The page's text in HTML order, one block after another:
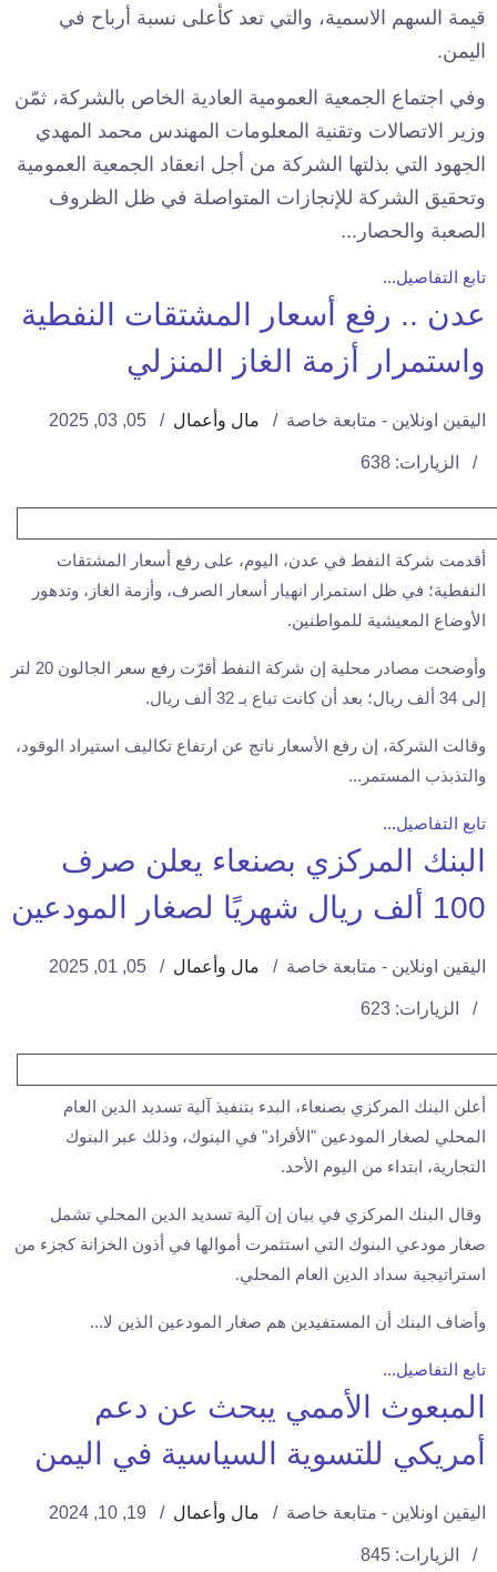
قيمة السهم الاسمية، والتي تعد كأعلى نسبة أرباح في
اليمن.
وفي اجتماع الجمعية العمومية العادية الخاص بالشركة، ثمّن
وزير الاتصالات وتقنية المعلومات المهندس محمد المهدي
الجهود التي بذلتها الشركة من أجل انعقاد الجمعية العمومية
وتحقيق الشركة للإنجازات المتواصلة في ظل الظروف
الصعبة والحصار...
تابع التفاصيل...
عدن .. رفع أسعار المشتقات النفطية
واستمرار أزمة الغاز المنزلي
اليقين اونلاين - متابعة خاصة مال وأعمال 05, 03, 2025
الزيارات: 638
أقدمت شركة النفط في عدن، اليوم، على رفع أسعار المشتقات
النفطية؛ في ظل استمرار انهيار أسعار الصرف، وأزمة الغاز، وتدهور
الأوضاع المعيشية للمواطنين.
وأوضحت مصادر محلية إن شركة النفط أقرّت رفع سعر الجالون 20 لتر
إلى 34 ألف ريال؛ بعد أن كانت تباع بـ 32 ألف ريال.
وقالت الشركة، إن رفع الأسعار ناتج عن ارتفاع تكاليف استيراد الوقود،
والتذبذب المستمر...
تابع التفاصيل...
البنك المركزي بصنعاء يعلن صرف
100 ألف ريال شهريًا لصغار المودعين
اليقين اونلاين - متابعة خاصة مال وأعمال 05, 01, 2025
الزيارات: 623
أعلن البنك المركزي بصنعاء، البدء بتنفيذ آلية تسديد الدين العام
المحلي لصغار المودعين "الأفراد" في البنوك، وذلك عبر البنوك
التجارية، ابتداء من اليوم الأحد.
وقال البنك المركزي في بيان إن آلية تسديد الدين المحلي تشمل
صغار مودعي البنوك التي استثمرت أموالها في أذون الخزانة كجزء من
استراتيجية سداد الدين العام المحلي.
وأضاف البنك أن المستفيدين هم صغار المودعين الذين لا...
تابع التفاصيل...
المبعوث الأممي يبحث عن دعم
أمريكي للتسوية السياسية في اليمن
اليقين اونلاين - متابعة خاصة مال وأعمال 19, 10, 2024
الزيارات: 845